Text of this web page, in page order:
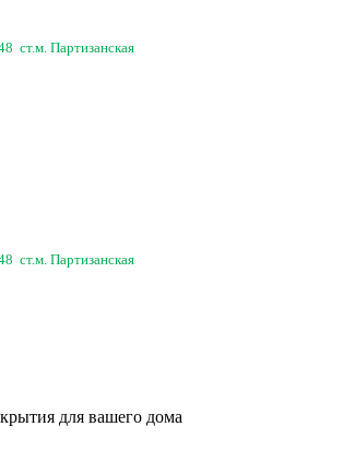
ст.м. Партизанская
ст.м. Партизанская
для вашего дома